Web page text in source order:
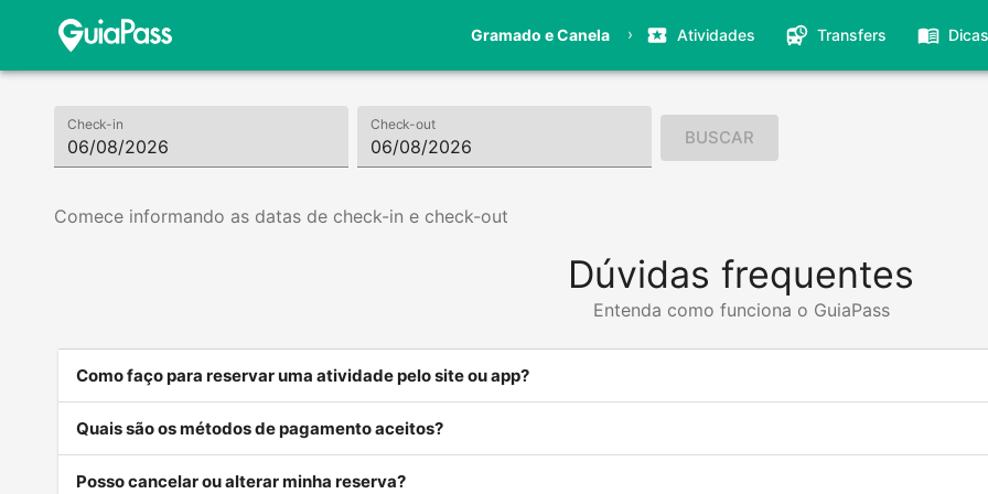
Gramado e Canela › Atividades Transfers Dicas
Check-in Check-out
BUSCAR
Comece informando as datas de check-in e check-out
Dúvidas frequentes
Entenda como funciona o GuiaPass
Como faço para reservar uma atividade pelo site ou app?
Quais são os métodos de pagamento aceitos?
Posso cancelar ou alterar minha reserva?